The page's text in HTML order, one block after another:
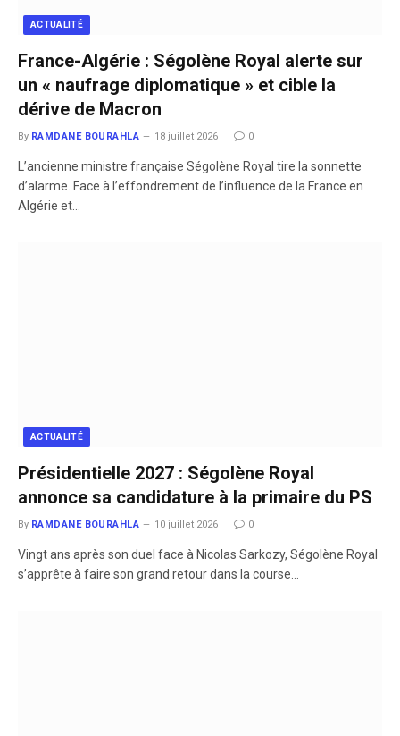
ACTUALITÉ
France-Algérie : Ségolène Royal alerte sur
un « naufrage diplomatique » et cible la
dérive de Macron
By RAMDANE BOURAHLA 18 juillet 2026 0
​L’ancienne ministre française Ségolène Royal tire la sonnette
d’alarme. Face à l’effondrement de l’influence de la France en
Algérie et…
ACTUALITÉ
Présidentielle 2027 : Ségolène Royal
annonce sa candidature à la primaire du PS
By RAMDANE BOURAHLA 10 juillet 2026 0
​Vingt ans après son duel face à Nicolas Sarkozy, Ségolène Royal
s’apprête à faire son grand retour dans la course…